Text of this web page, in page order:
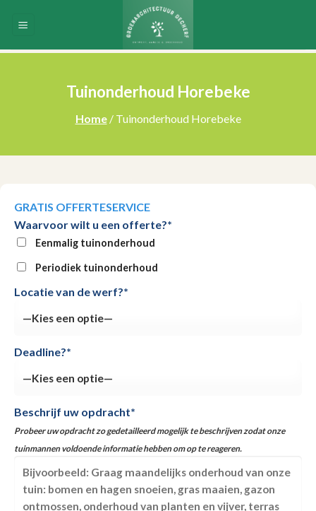
Tuinonderhoud Horebeke
Home/ Tuinonderhoud Horebeke
GRATIS OFFERTESERVICE
Waarvoor wilt u een offerte?*
Eenmalig tuinonderhoud
Periodiek tuinonderhoud
Locatie van de werf?*
Deadline?*
Beschrijf uw opdracht*
Probeer uw opdracht zo gedetailleerd mogelijk te beschrijven zodat onze
tuinmannen voldoende informatie hebben om op te reageren.